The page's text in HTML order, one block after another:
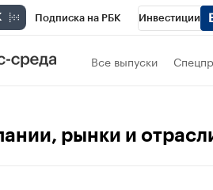
Подписка на РБК Инвестиции
РБК Вино Все выпуски
рынки и